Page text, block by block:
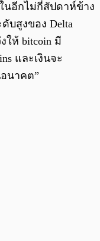
นอีกไม่กี่สัปดาห์ข้าง
บสูงของ Delta
ให้ bitcoin มี
และเงินจะ
นาคต”